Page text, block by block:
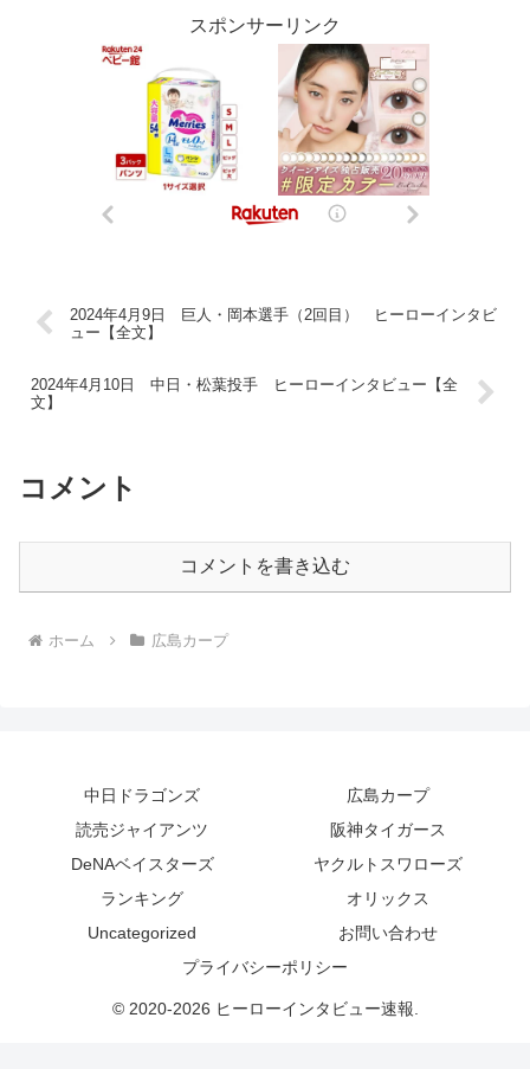
スポンサーリンク
2024年4月9日 巨人・岡本選手（2回目） ヒーローインタビ
ュー【全文】
2024年4月10日 中日・松葉投手 ヒーローインタビュー【全
文】
コメント
コメントを書き込む
ホーム 広島カープ
中日ドラゴンズ
広島カープ
読売ジャイアンツ
阪神タイガース
DeNAベイスターズ
ヤクルトスワローズ
ランキング
オリックス
Uncategorized
お問い合わせ
プライバシーポリシー
© 2020-2026 ヒーローインタビュー速報.